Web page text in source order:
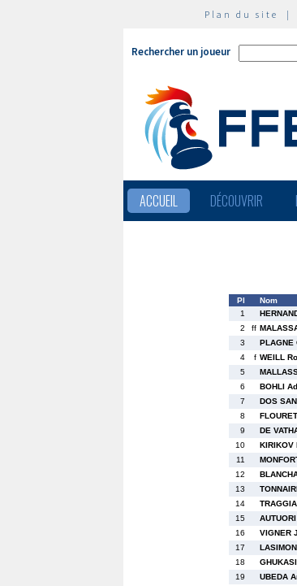
Plan du site |
Rechercher un joueur
ACCUEIL DÉCOUVRIR
Pl Nom
1
2
ff
3
PLAGNE
4
f WEILL
5
6
BOHLI
7
DOS
8
9
DE
10
KIRIKOV
11
12
13
14
15
16
VIGNER
17
18
19
UBEDA